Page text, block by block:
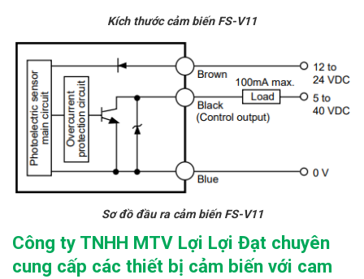
Kích thước cảm biến FS-V11
Sơ đồ đầu ra cảm biến FS-V11
Công ty TNHH MTV Lợi Lợi Đạt chuyên
cung cấp các thiết bị cảm biến với cam